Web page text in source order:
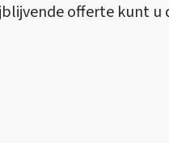
offerte kunt u